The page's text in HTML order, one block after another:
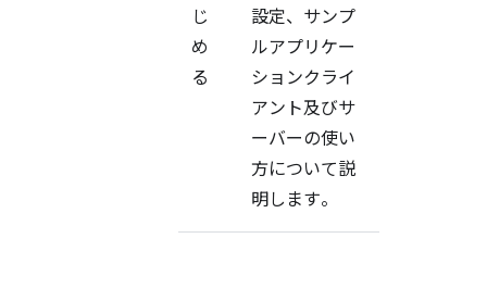
じ
め
る
設定、サンプ
ルアプリケー
ションクライ
アント及びサ
ーバーの使い
方について説
明します。